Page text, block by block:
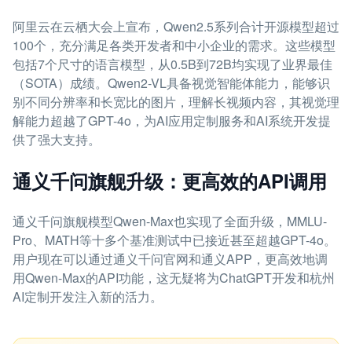
阿里云在云栖大会上宣布，Qwen2.5系列合计开源模型超过
100个，充分满足各类开发者和中小企业的需求。这些模型
包括7个尺寸的语言模型，从0.5B到72B均实现了业界最佳
（SOTA）成绩。Qwen2-VL具备视觉智能体能力，能够识
别不同分辨率和长宽比的图片，理解长视频内容，其视觉理
解能力超越了GPT-4o，为AI应用定制服务和AI系统开发提
供了强大支持。
通义千问旗舰升级：更高效的API调用
通义千问旗舰模型Qwen-Max也实现了全面升级，MMLU-
Pro、MATH等十多个基准测试中已接近甚至超越GPT-4o。
用户现在可以通过通义千问官网和通义APP，更高效地调
用Qwen-Max的API功能，这无疑将为ChatGPT开发和杭州
AI定制开发注入新的活力。